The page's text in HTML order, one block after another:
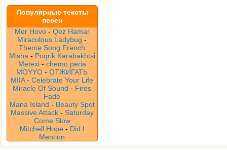
Популярные тексты
песен
Mer Hovo - Qez Hamar
Miraculous Ladybug -
Theme Song French
Misha - Poqrik Karabakhtsi
Metexi - chemo peria
MOYYO -ОТЖИГАТЬ
MIIA-Celebrate Your Life
Miracle Of Sound - Fires
Fade
Mana Island - Beauty Spot
Massive Attack - Saturday
Come Slow
Mitchell Hope - Did I
Mention